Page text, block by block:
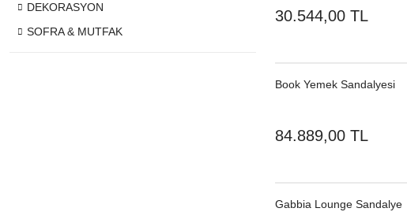
DEKORASYON
SOFRA & MUTFAK
30.544,00 TL
Book Yemek Sandalyesi
84.889,00 TL
Gabbia Lounge Sandalye